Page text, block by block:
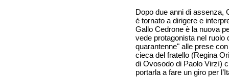
Dopo due anni di assenza,
è tornato a dirigere e
Gallo Cedrone è la nuova
vede protagonista nel ruolo
quarantenne" alle prese
cieca del fratello (Regina
di Ovosodo di Paolo Virzì)
portarla a fare un giro per